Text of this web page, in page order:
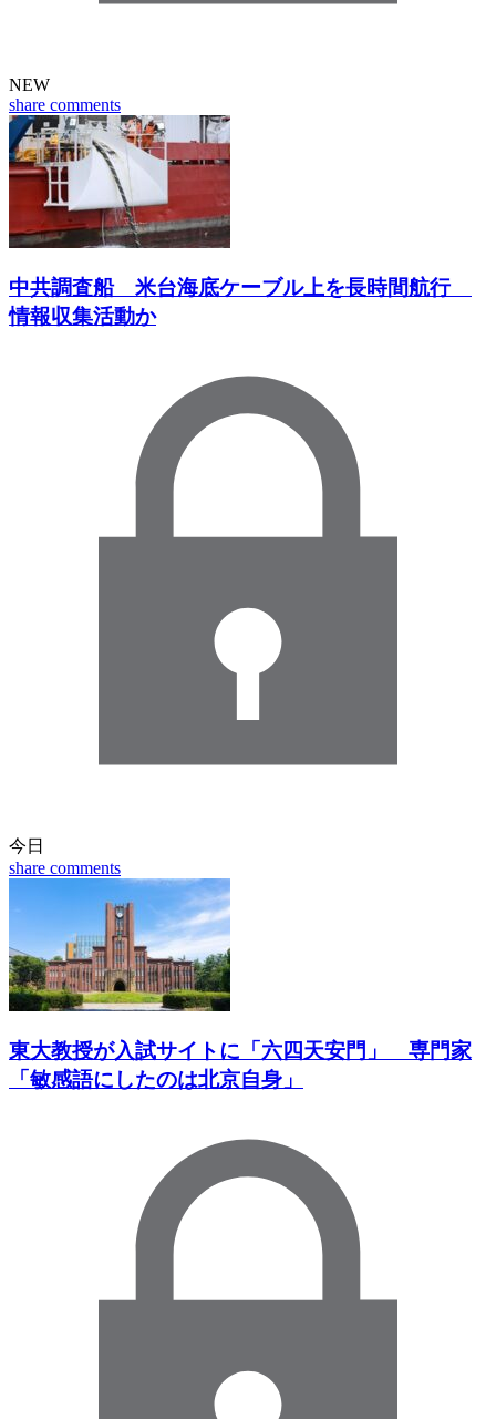
NEW
share comments
中共調査船 米台海底ケーブル上を長時間航行
情報収集活動か
今日
share comments
東大教授が入試サイトに「六四天安門」 専門家
「敏感語にしたのは北京自身」